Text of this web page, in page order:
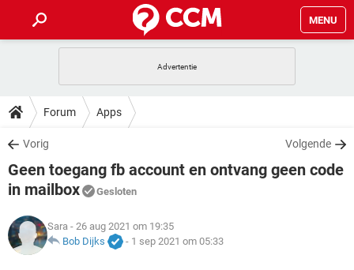
MENU
INSTAGRAM
NETFLIX
GRATIS SNAPCHAT
TIKTOK
HOW-TO
VIDEOBELLEN
NETFLIX
TIKTOK
DOWNLOADS
VIDEOBELLEN GAMES
INSTAGRAM
NETFLIX
GRATIS
FORUM
INSTAGRAM WINDOWS 10
ARTIKELEN
VIDEOBELLEN
Forum Apps
Vorig Volgende
Geen toegang fb account en ontvang geen code
in mailbox
Gesloten
Sara - 26 aug 2021 om 19:35
Bob Dijks
- 1 sep 2021 om 05:33